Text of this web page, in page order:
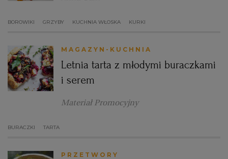
BOROWIKI GRZYBY KUCHNIA WŁOSKA KURKI
MAGAZYN-KUCHNIA
Letnia tarta z młodymi buraczkami
i serem
Materiał Promocyjny
BURACZKI TARTA
PRZETWORY